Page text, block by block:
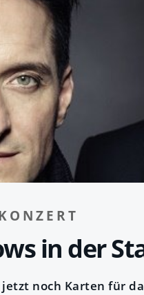
in der
noch Karten für